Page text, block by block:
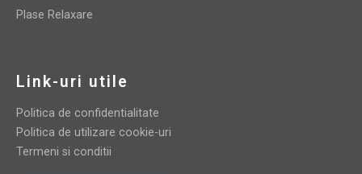
Plase Relaxare
Link-uri utile
Politica de confidentialitate
Politica de utilizare cookie-uri
Termeni si conditii